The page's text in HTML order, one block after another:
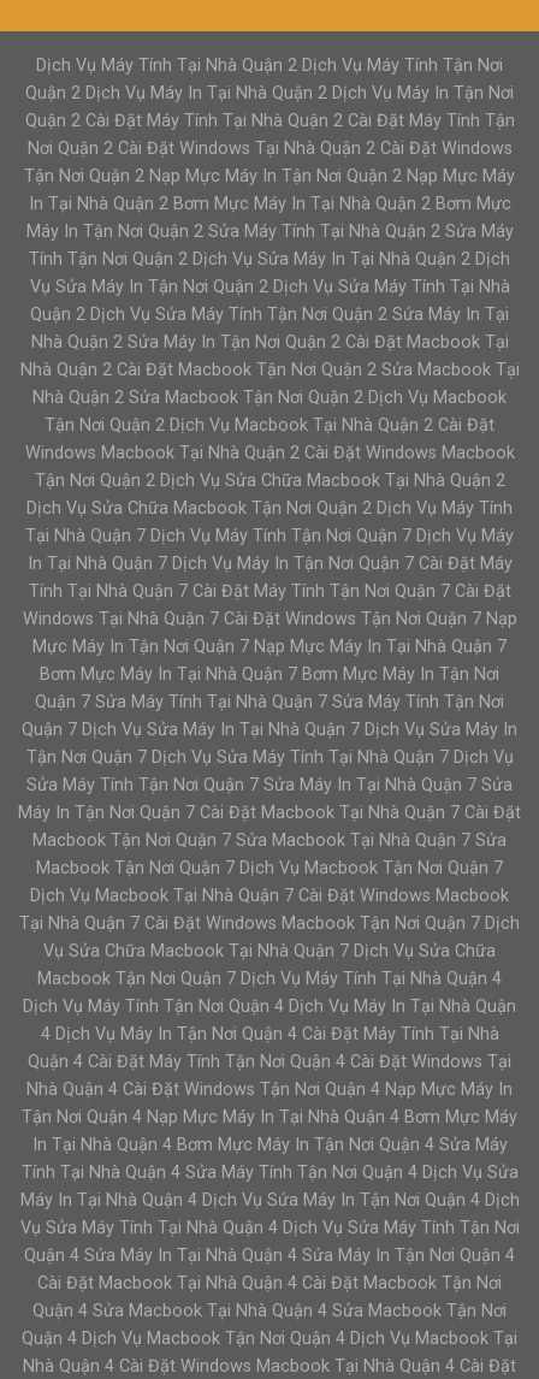
Dịch Vụ Máy Tính Tại Nhà Quận 2 Dịch Vụ Máy Tính Tận Nơi
Quận 2 Dịch Vụ Máy In Tại Nhà Quận 2 Dịch Vụ Máy In Tận Nơi
Quận 2 Cài Đặt Máy Tính Tại Nhà Quận 2 Cài Đặt Máy Tính Tận
Nơi Quận 2 Cài Đặt Windows Tại Nhà Quận 2 Cài Đặt Windows
Tận Nơi Quận 2 Nạp Mực Máy In Tận Nơi Quận 2 Nạp Mực Máy
In Tại Nhà Quận 2 Bơm Mực Máy In Tại Nhà Quận 2 Bơm Mực
Máy In Tận Nơi Quận 2 Sửa Máy Tính Tại Nhà Quận 2 Sửa Máy
Tính Tận Nơi Quận 2 Dịch Vụ Sửa Máy In Tại Nhà Quận 2 Dịch
Vụ Sửa Máy In Tận Nơi Quận 2 Dịch Vụ Sửa Máy Tính Tại Nhà
Quận 2 Dịch Vụ Sửa Máy Tính Tận Nơi Quận 2 Sửa Máy In Tại
Nhà Quận 2 Sửa Máy In Tận Nơi Quận 2 Cài Đặt Macbook Tại
Nhà Quận 2 Cài Đặt Macbook Tận Nơi Quận 2 Sửa Macbook Tại
Nhà Quận 2 Sửa Macbook Tận Nơi Quận 2 Dịch Vụ Macbook
Tận Nơi Quận 2 Dịch Vụ Macbook Tại Nhà Quận 2 Cài Đặt
Windows Macbook Tại Nhà Quận 2 Cài Đặt Windows Macbook
Tận Nơi Quận 2 Dịch Vụ Sửa Chữa Macbook Tại Nhà Quận 2
Dịch Vụ Sửa Chữa Macbook Tận Nơi Quận 2 Dịch Vụ Máy Tính
Tại Nhà Quận 7 Dịch Vụ Máy Tính Tận Nơi Quận 7 Dịch Vụ Máy
In Tại Nhà Quận 7 Dịch Vụ Máy In Tận Nơi Quận 7 Cài Đặt Máy
Tính Tại Nhà Quận 7 Cài Đặt Máy Tính Tận Nơi Quận 7 Cài Đặt
Windows Tại Nhà Quận 7 Cài Đặt Windows Tận Nơi Quận 7 Nạp
Mực Máy In Tận Nơi Quận 7 Nạp Mực Máy In Tại Nhà Quận 7
Bơm Mực Máy In Tại Nhà Quận 7 Bơm Mực Máy In Tận Nơi
Quận 7 Sửa Máy Tính Tại Nhà Quận 7 Sửa Máy Tính Tận Nơi
Quận 7 Dịch Vụ Sửa Máy In Tại Nhà Quận 7 Dịch Vụ Sửa Máy In
Tận Nơi Quận 7 Dịch Vụ Sửa Máy Tính Tại Nhà Quận 7 Dịch Vụ
Sửa Máy Tính Tận Nơi Quận 7 Sửa Máy In Tại Nhà Quận 7 Sửa
Máy In Tận Nơi Quận 7 Cài Đặt Macbook Tại Nhà Quận 7 Cài Đặt
Macbook Tận Nơi Quận 7 Sửa Macbook Tại Nhà Quận 7 Sửa
Macbook Tận Nơi Quận 7 Dịch Vụ Macbook Tận Nơi Quận 7
Dịch Vụ Macbook Tại Nhà Quận 7 Cài Đặt Windows Macbook
Tại Nhà Quận 7 Cài Đặt Windows Macbook Tận Nơi Quận 7 Dịch
Vụ Sửa Chữa Macbook Tại Nhà Quận 7 Dịch Vụ Sửa Chữa
Macbook Tận Nơi Quận 7 Dịch Vụ Máy Tính Tại Nhà Quận 4
Dịch Vụ Máy Tính Tận Nơi Quận 4 Dịch Vụ Máy In Tại Nhà Quận
4 Dịch Vụ Máy In Tận Nơi Quận 4 Cài Đặt Máy Tính Tại Nhà
Quận 4 Cài Đặt Máy Tính Tận Nơi Quận 4 Cài Đặt Windows Tại
Nhà Quận 4 Cài Đặt Windows Tận Nơi Quận 4 Nạp Mực Máy In
Tận Nơi Quận 4 Nạp Mực Máy In Tại Nhà Quận 4 Bơm Mực Máy
In Tại Nhà Quận 4 Bơm Mực Máy In Tận Nơi Quận 4 Sửa Máy
Tính Tại Nhà Quận 4 Sửa Máy Tính Tận Nơi Quận 4 Dịch Vụ Sửa
Máy In Tại Nhà Quận 4 Dịch Vụ Sửa Máy In Tận Nơi Quận 4 Dịch
Vụ Sửa Máy Tính Tại Nhà Quận 4 Dịch Vụ Sửa Máy Tính Tận Nơi
Quận 4 Sửa Máy In Tại Nhà Quận 4 Sửa Máy In Tận Nơi Quận 4
Cài Đặt Macbook Tại Nhà Quận 4 Cài Đặt Macbook Tận Nơi
Quận 4 Sửa Macbook Tại Nhà Quận 4 Sửa Macbook Tận Nơi
Quận 4 Dịch Vụ Macbook Tận Nơi Quận 4 Dịch Vụ Macbook Tại
Nhà Quận 4 Cài Đặt Windows Macbook Tại Nhà Quận 4 Cài Đặt